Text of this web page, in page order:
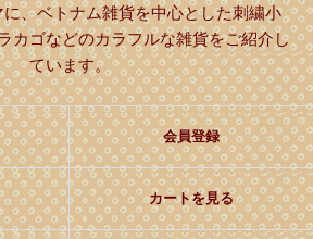
、ベトナム雑貨を中心とした刺繍小
カゴなどのカラフルな雑貨をご紹介し
ています。
会員登録
カートを見る